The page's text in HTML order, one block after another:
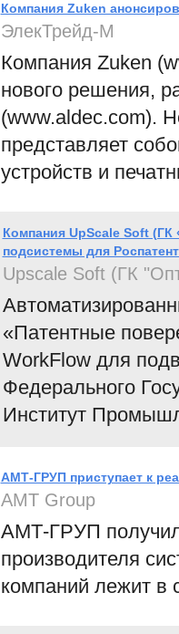
Компания Zuken
ЭлекТрейд-М
Компания Zuken
нового решения,
(www.aldec.com).
представляет
устройств и
Компания UpScale Soft
подсистемы для
Upscale Soft (ГК
«Патентные
WorkFlow для
Федерального
Институт
АМТ-ГРУП приступает к
АМТ Group
АМТ-ГРУП
производителя
компаний лежит в